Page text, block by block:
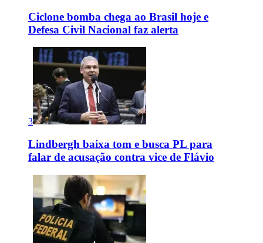
Ciclone bomba chega ao Brasil hoje e
Defesa Civil Nacional faz alerta
3
Lindbergh baixa tom e busca PL para
falar de acusação contra vice de Flávio